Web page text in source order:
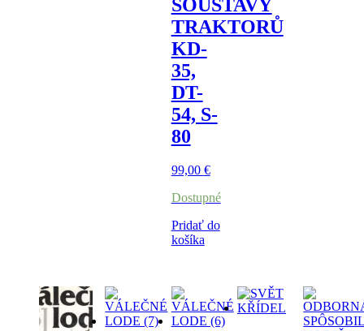
SOUSTAVY
TRAKTORŮ
KD-
35,
DT-
54, S-
80
99,00 €
Dostupné
Pridať do
košíka